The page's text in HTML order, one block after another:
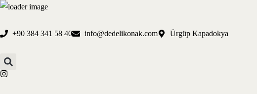
+90 384 341 58 40 info@dedelikonak.com Ürgüp Kapadokya